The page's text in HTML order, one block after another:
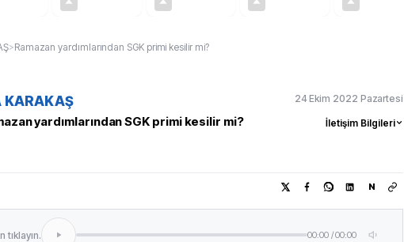
>Ramazan yardımlarından SGK primi kesilir mi?
KARAKAŞ
yardımlarından SGK primi kesilir mi?
24 Ekim 2022 Pazartesi
İletişim Bilgileri
N
00:00/00:00